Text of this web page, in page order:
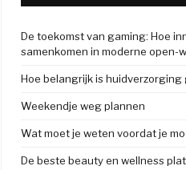
De toekomst van gaming: Hoe
samenkomen in moderne open-
Hoe belangrijk is huidverzorging
Weekendje weg plannen
Wat moet je weten voordat je
De beste beauty en wellness